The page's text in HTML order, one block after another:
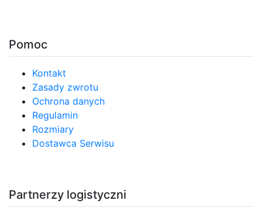
Pomoc
Kontakt
Zasady zwrotu
Ochrona danych
Regulamin
Rozmiary
Dostawca Serwisu
Partnerzy logistyczni